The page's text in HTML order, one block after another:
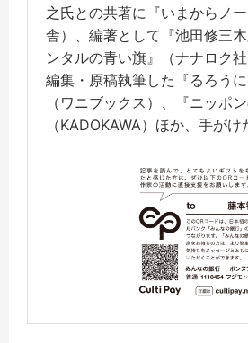
之氏との共著に『いまからノ
舎）、編著として『池田修三
ンタルの青い旗』（ナナロク社
編集・原稿執筆した『るろうに
（ワニブックス）、『ニッポン
（KADOKAWA）ほか、手がけ